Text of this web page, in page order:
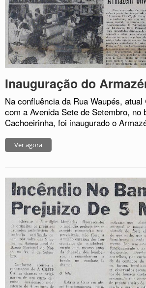
Inauguração do
Na confluência da Rua Waupés,
com a Avenida Sete de Setembro, no
Cachoeirinha, foi inaugurado o
Ver agora